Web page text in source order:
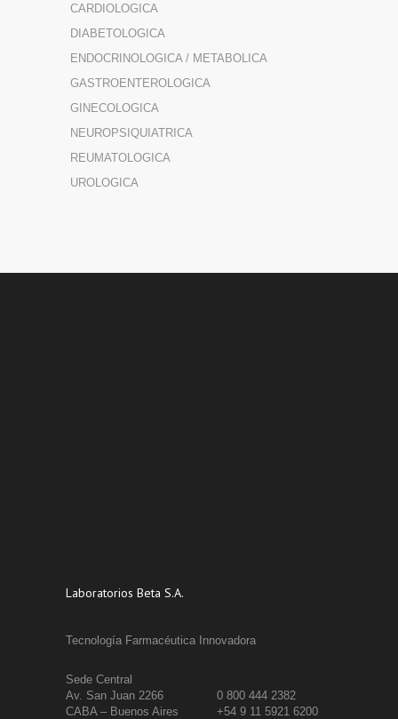
CARDIOLOGICA
DIABETOLOGICA
ENDOCRINOLOGICA / METABOLICA
GASTROENTEROLOGICA
GINECOLOGICA
NEUROPSIQUIATRICA
REUMATOLOGICA
UROLOGICA
Laboratorios Beta S.A.
Tecnología Farmacéutica Innovadora
Sede Central
Av. San Juan 2266
0 800 444 2382
CABA – Buenos Aires
+54 9 11 5921 6200